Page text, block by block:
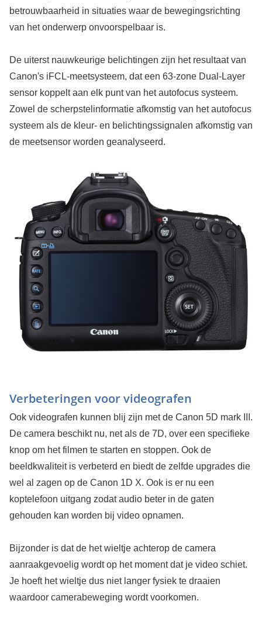
betrouwbaarheid in situaties waar de bewegingsrichting
van het onderwerp onvoorspelbaar is.
De uiterst nauwkeurige belichtingen zijn het resultaat van
Canon's iFCL-meetsysteem, dat een 63-zone Dual-Layer
sensor koppelt aan elk punt van het autofocus systeem.
Zowel de scherpstelinformatie afkomstig van het autofocus
systeem als de kleur- en belichtingssignalen afkomstig van
de meetsensor worden geanalyseerd.
Verbeteringen voor videografen
Ook videografen kunnen blij zijn met de Canon 5D mark III.
De camera beschikt nu, net als de 7D, over een specifieke
knop om het filmen te starten en stoppen. Ook de
beeldkwaliteit is verbeterd en biedt de zelfde upgrades die
wel al zagen op de Canon 1D X. Ook is er nu een
koptelefoon uitgang zodat audio beter in de gaten
gehouden kan worden bij video opnamen.
Bijzonder is dat de het wieltje achterop de camera
aanraakgevoelig wordt op het moment dat je video schiet.
Je hoeft het wieltje dus niet langer fysiek te draaien
waardoor camerabeweging wordt voorkomen.